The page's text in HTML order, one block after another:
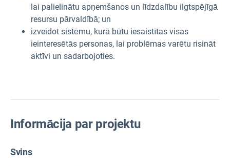
lai palielinātu apņemšanos un līdzdalību ilgtspējīgā
resursu pārvaldībā; un
izveidot sistēmu, kurā būtu iesaistītas visas
ieinteresētās personas, lai problēmas varētu risināt
aktīvi un sadarbojoties.
Informācija par projektu
Svins